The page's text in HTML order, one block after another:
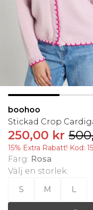
boohoo
Stickad Crop
250,00 kr
15% Extra Rabatt! Kod:
Färg: Rosa
Välj en storlek:
S
M L